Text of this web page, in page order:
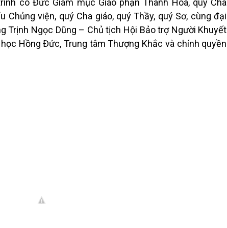
có Đức Giám mục Giáo phận Thanh Hóa, quý Cha
Chủng viện, quý Cha giáo, quý Thầy, quý Sơ, cùng đại
Trịnh Ngọc Dũng – Chủ tịch Hội Bảo trợ Người Khuyết
Hồng Đức, Trung tâm Thượng Khắc và chính quyền